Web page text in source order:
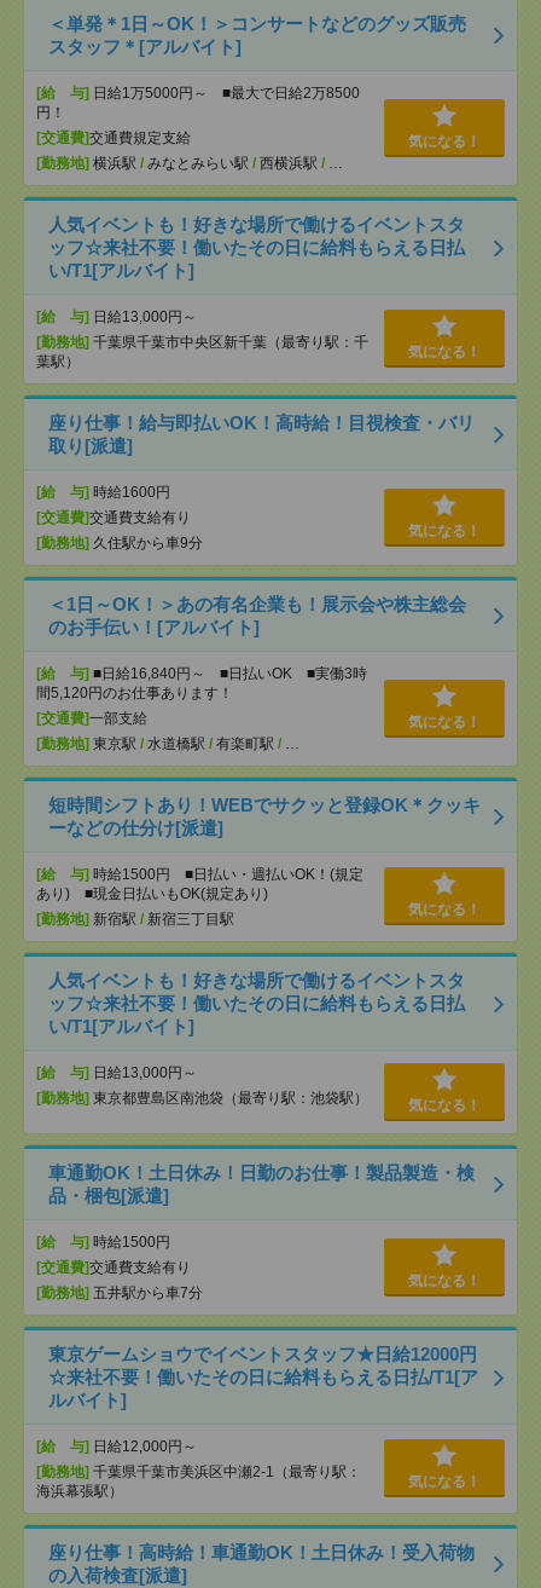
＜単発＊1日～OK！＞コンサートなどのグッズ販売
スタッフ＊[アルバイト]
[給 与] 日給1万5000円～ ■最大で日給2万8500
円！
[交通費]交通費規定支給
[勤務地] 横浜駅 / みなとみらい駅 / 西横浜駅 / …
気になる！
人気イベントも！好きな場所で働けるイベントスタ
ッフ☆来社不要！働いたその日に給料もらえる日払
い/T1[アルバイト]
[給 与] 日給13,000円～
[勤務地] 千葉県千葉市中央区新千葉（最寄り駅：千
葉駅）
気になる！
座り仕事！給与即払いOK！高時給！目視検査・バリ
取り[派遣]
[給 与] 時給1600円
[交通費]交通費支給有り
[勤務地] 久住駅から車9分
気になる！
＜1日～OK！＞あの有名企業も！展示会や株主総会
のお手伝い！[アルバイト]
[給 与] ■日給16,840円～ ■日払いOK ■実働3時
間5,120円のお仕事あります！
[交通費]一部支給
[勤務地] 東京駅 / 水道橋駅 / 有楽町駅 / …
気になる！
短時間シフトあり！WEBでサクッと登録OK＊クッキ
ーなどの仕分け[派遣]
[給 与] 時給1500円 ■日払い・週払いOK！(規定
あり) ■現金日払いもOK(規定あり)
[勤務地] 新宿駅 / 新宿三丁目駅
気になる！
人気イベントも！好きな場所で働けるイベントスタ
ッフ☆来社不要！働いたその日に給料もらえる日払
い/T1[アルバイト]
[給 与] 日給13,000円～
[勤務地] 東京都豊島区南池袋（最寄り駅：池袋駅） 気になる！
車通勤OK！土日休み！日勤のお仕事！製品製造・検
品・梱包[派遣]
[給 与] 時給1500円
[交通費]交通費支給有り
[勤務地] 五井駅から車7分
気になる！
東京ゲームショウでイベントスタッフ★日給12000円
☆来社不要！働いたその日に給料もらえる日払/T1[ア
ルバイト]
[給 与] 日給12,000円～
[勤務地] 千葉県千葉市美浜区中瀬2-1（最寄り駅：
海浜幕張駅）
気になる！
座り仕事！高時給！車通勤OK！土日休み！受入荷物
の入荷検査[派遣]